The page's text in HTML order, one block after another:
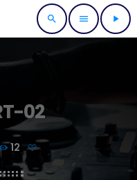
search menu play_arrow
02
12